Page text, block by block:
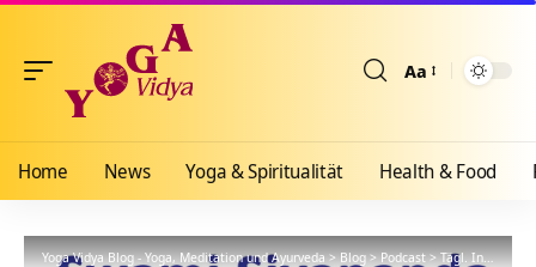
Aa
Home News Yoga & Spiritualität Health & Food
Yoga Vidya Blog - Yoga, Meditation und Ayurveda>Blog>Podcast>Tägl. Inspiration